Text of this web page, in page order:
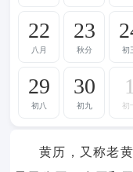
22
八月
23
秋分 初
29
初八
30
初九
1
初
黄历，又称老